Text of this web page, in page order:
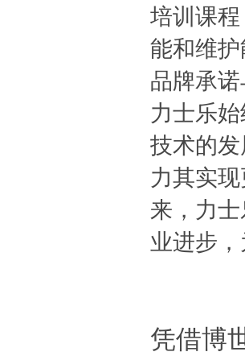
培训课
能和维
品牌承
力士乐
技术的
力其实
来，力
业进步
凭借博